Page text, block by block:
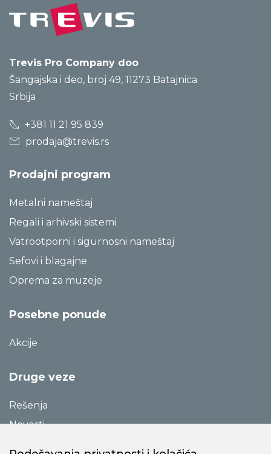
Trevis Pro Company doo
Šangajska i deo, broj 49, 11273 Batajnica
Srbija
+381 11 21 95 839
prodaja@trevis.rs
Prodajni program
Metalni nameštaj
Regali i arhivski sistemi
Vatrootporni i sigurnosni nameštaj
Sefovi i blagajne
Oprema za muzeje
Posebne ponude
Akcije
Druge veze
Rešenja
Novosti